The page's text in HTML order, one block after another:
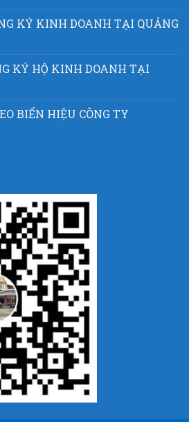
KÝ KINH DOANH TẠI QUẢNG
KÝ HỘ KINH DOANH TẠI
BIỂN HIỆU CÔNG TY